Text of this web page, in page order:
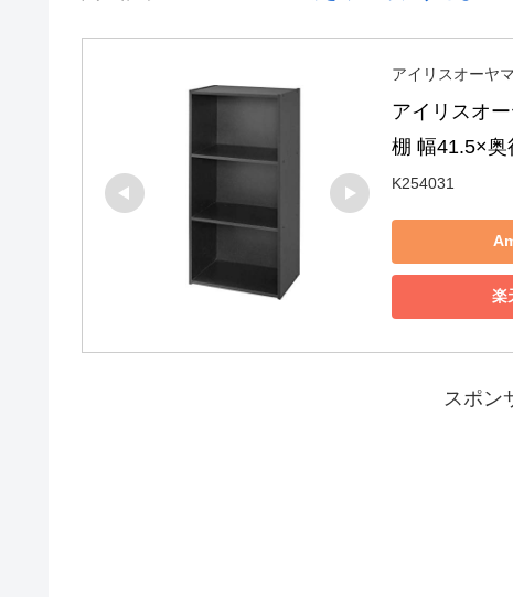
アイリスオーヤ
アイリスオ
棚 幅41.5×
K254031
楽
スポン